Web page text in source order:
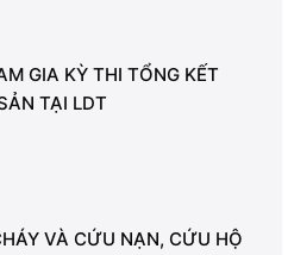
GIA KỲ THI TỔNG KẾT
TẠI LDT
VÀ CỨU NẠN, CỨU HỘ